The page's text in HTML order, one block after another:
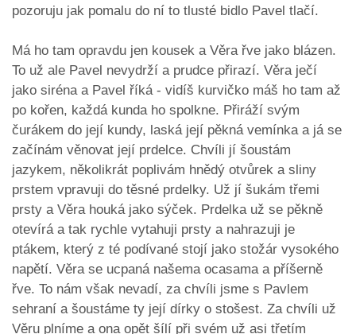
pozoruju jak pomalu do ní to tlusté bidlo Pavel tlačí.
Má ho tam opravdu jen kousek a Věra řve jako blázen.
To už ale Pavel nevydrží a prudce přirazí. Věra ječí
jako siréna a Pavel říká - vidíš kurvičko máš ho tam až
po kořen, každá kunda ho spolkne. Přiráží svým
čurákem do její kundy, laská její pěkná vemínka a já se
začínám věnovat její prdelce. Chvíli jí šoustám
jazykem, několikrát poplivám hnědý otvůrek a sliny
prstem vpravuji do těsné prdelky. Už jí šukám třemi
prsty a Věra houká jako sýček. Prdelka už se pěkně
otevírá a tak rychle vytahuji prsty a nahrazuji je
ptákem, který z té podívané stojí jako stožár vysokého
napětí. Věra se ucpaná našema ocasama a příšerně
řve. To nám však nevadí, za chvíli jsme s Pavlem
sehraní a šoustáme ty její dírky o stošest. Za chvíli už
Věru plníme a ona opět šílí při svém už asi třetím